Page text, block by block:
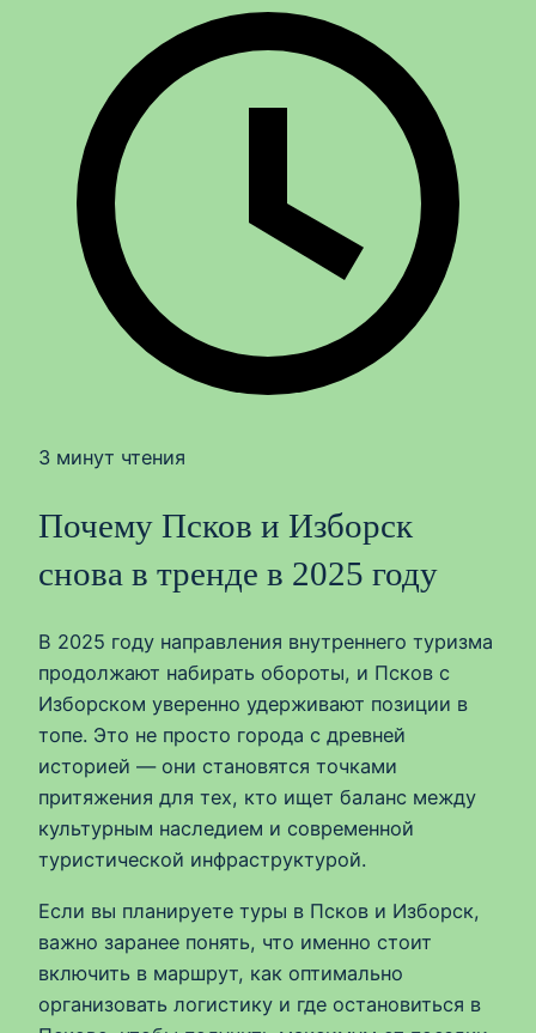
3 минут чтения
Почему Псков и Изборск
снова в тренде в 2025 году
В 2025 году направления внутреннего туризма
продолжают набирать обороты, и Псков с
Изборском уверенно удерживают позиции в
топе. Это не просто города с древней
историей — они становятся точками
притяжения для тех, кто ищет баланс между
культурным наследием и современной
туристической инфраструктурой.
Если вы планируете туры в Псков и Изборск,
важно заранее понять, что именно стоит
включить в маршрут, как оптимально
организовать логистику и где остановиться в